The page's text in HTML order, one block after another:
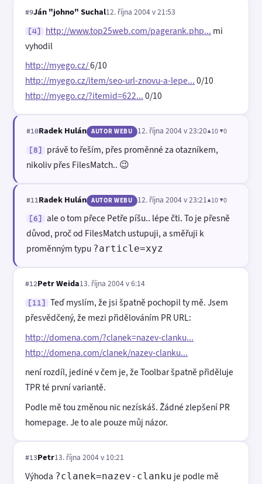
#9Ján "johno" Suchal12. října 2004 v 21:53
[4] http://www.top25web.com/pagerank.php... mi
vyhodil
http://myego.cz/6/10
http://myego.cz/item/seo-url-znovu-a-lepe...0/10
http://myego.cz/?itemid=622...0/10
#10Radek Hulán AUTOR WEBU 12. října 2004 v 23:20▲10 ▼0
[8]
právě to řeším, přes proměnné za otazníkem,
nikoliv přes FilesMatch.. 😉
#11 Radek Hulán AUTOR WEBU 12. října 2004 v 23:21 ▲10 ▼0
[6]
ale o tom přece Petře píšu.. lépe čti. To je přesně
důvod, proč od FilesMatch ustupuji, a směřuji k
proměnným typu ?article=xyz
#12Petr Weida13. října 2004 v 6:14
[11]
Teď myslím, že jsi špatně pochopil ty mě. Jsem
přesvědčený, že mezi přidělováním PR URL:
http://domena.com/?clanek=nazev-clanku...
http://domena.com/clanek/nazev-clanku...
není rozdíl, jediné v čem je, že Toolbar špatně přiděluje
TPR té první variantě.
Podle mě tou změnou nic nezískáš. Žádné zlepšení PR
homepage. Je to ale pouze můj názor.
#13Petr13. října 2004 v 10:21
Výhoda ?clanek=nazev-clanku je podle mě